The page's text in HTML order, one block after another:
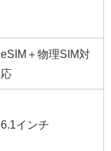
eSIM＋物理SIM対
応
6.1インチ